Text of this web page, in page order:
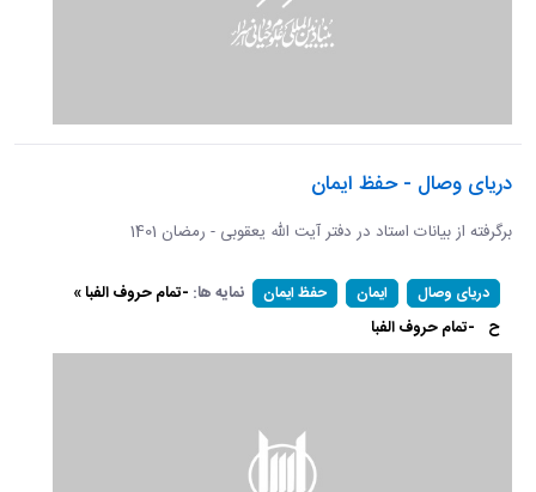
دریای وصال - حفظ ایمان
برگرفته از بیانات استاد در دفتر آیت الله یعقوبی - رمضان 1401
دریای وصال ایمان حفظ ایمان نمایه ها: -تمام حروف الفبا »
ح -تمام حروف الفبا